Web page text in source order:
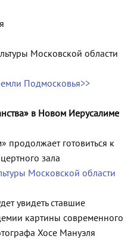
Московской области
Подмосковья>>
в Новом Иерусалиме
Московской области
увидеть ставшие
картины современного
Хосе Мануэля